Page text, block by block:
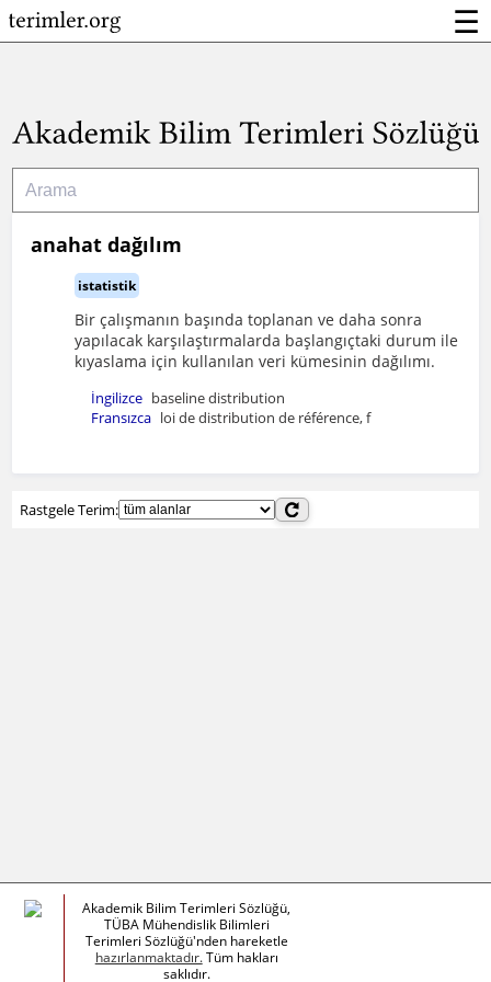
☰
anahat dağılım
istatistik
Bir çalışmanın başında toplanan ve daha sonra
yapılacak karşılaştırmalarda başlangıçtaki durum ile
kıyaslama için kullanılan veri kümesinin dağılımı.
İngilizce baseline distribution
Fransızca loi de distribution de référence, f
Rastgele Terim:
Akademik Bilim Terimleri Sözlüğü,
TÜBA Mühendislik Bilimleri
Terimleri Sözlüğü'nden hareketle
hazırlanmaktadır.Tüm hakları
saklıdır.